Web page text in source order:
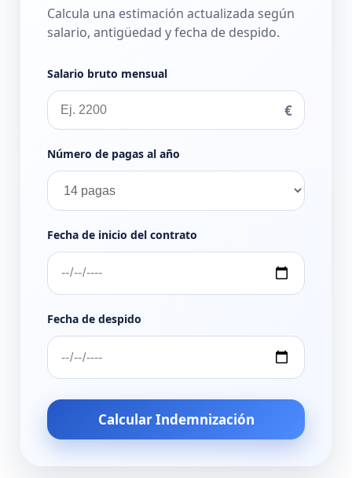
Calcula una estimación actualizada según
salario, antigüedad y fecha de despido.
Salario bruto mensual
€
Número de pagas al año
Fecha de inicio del contrato
Fecha de despido
Calcular Indemnización